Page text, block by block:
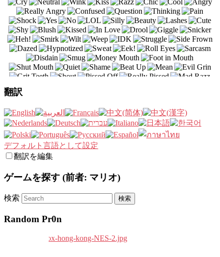
翻訳
デフォルト言語として設定
翻訳を編集
ゲームを探す (前者: マリオ)
検索
Random Pr0n